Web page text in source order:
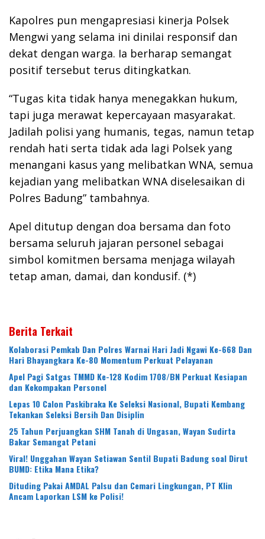
Kapolres pun mengapresiasi kinerja Polsek
Mengwi yang selama ini dinilai responsif dan
dekat dengan warga. Ia berharap semangat
positif tersebut terus ditingkatkan.
“Tugas kita tidak hanya menegakkan hukum,
tapi juga merawat kepercayaan masyarakat.
Jadilah polisi yang humanis, tegas, namun tetap
rendah hati serta tidak ada lagi Polsek yang
menangani kasus yang melibatkan WNA, semua
kejadian yang melibatkan WNA diselesaikan di
Polres Badung” tambahnya.
Apel ditutup dengan doa bersama dan foto
bersama seluruh jajaran personel sebagai
simbol komitmen bersama menjaga wilayah
tetap aman, damai, dan kondusif. (*)
Berita Terkait
Kolaborasi Pemkab Dan Polres Warnai Hari Jadi Ngawi Ke-668 Dan
Hari Bhayangkara Ke-80 Momentum Perkuat Pelayanan
Apel Pagi Satgas TMMD Ke-128 Kodim 1708/BN Perkuat Kesiapan
dan Kekompakan Personel
Lepas 10 Calon Paskibraka Ke Seleksi Nasional, Bupati Kembang
Tekankan Seleksi Bersih Dan Disiplin
25 Tahun Perjuangkan SHM Tanah di Ungasan, Wayan Sudirta
Bakar Semangat Petani
Viral! Unggahan Wayan Setiawan Sentil Bupati Badung soal Dirut
BUMD: Etika Mana Etika?
Dituding Pakai AMDAL Palsu dan Cemari Lingkungan, PT Klin
Ancam Laporkan LSM ke Polisi!